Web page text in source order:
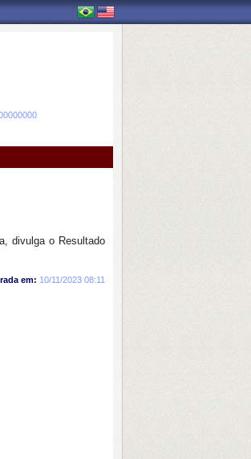
divulga o Resultado
em: 10/11/2023 08:11